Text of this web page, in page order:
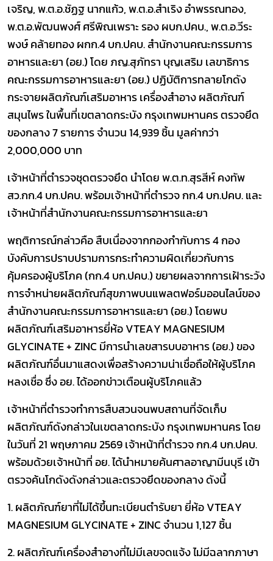
เจริญ,พ.ต.อ.ชัฏฐ นากแก้ว,พ.ต.อ.สำเริง อำพรรณทอง,
พ.ต.อ.พัฒนพงศ์ ศรีพิณเพราะ รอง ผบก.ปคบ.,พ.ต.อ.วีระ
พงษ์ คล้ายทองผกก.4 บก.ปคบ. สำนักงานคณะกรรมการ
อาหารและยา (อย.) โดย ภญ.สุภัทรา บุญเสริม เลขาธิการ
คณะกรรมการอาหารและยา (อย.) ปฏิบัติการทลายโกดัง
กระจายผลิตภัณฑ์เสริมอาหาร เครื่องสำอาง ผลิตภัณฑ์
สมุนไพร ในพื้นที่เขตลาดกระบัง กรุงเทพมหานคร ตรวจยึด
ของกลาง 7 รายการ จำนวน 14,939 ชิ้น มูลค่ากว่า
2,000,000 บาท
เจ้าหน้าที่ตำรวจชุดตรวจยึด นำโดย พ.ต.ท.สุรสีห์ คงทัพ
สว.กก.4 บก.ปคบ. พร้อมเจ้าหน้าที่ตำรวจ กก.4 บก.ปคบ. และ
เจ้าหน้าที่สำนักงานคณะกรรมการอาหารและยา
พฤติการณ์กล่าวคือสืบเนื่องจากกองกำกับการ 4 กอง
บังคับการปราบปรามการกระทำความผิดเกี่ยวกับการ
คุ้มครองผู้บริโภค (กก.4 บก.ปคบ.) ขยายผลจากการเฝ้าระวัง
การจำหน่ายผลิตภัณฑ์สุขภาพบนแพลตฟอร์มออนไลน์ของ
สำนักงานคณะกรรมการอาหารและยา (อย.) โดยพบ
ผลิตภัณฑ์เสริมอาหารยี่ห้อVTEAY MAGNESIUM
GLYCINATE + ZINC มีการนำเลขสารบบอาหาร (อย.) ของ
ผลิตภัณฑ์อื่นมาแสดงเพื่อสร้างความน่าเชื่อถือให้ผู้บริโภค
หลงเชื่อซึ่ง อย. ได้ออกข่าวเตือนผู้บริโภคแล้ว
เจ้าหน้าที่ตำรวจทำการสืบสวนจนพบสถานที่จัดเก็บ
ผลิตภัณฑ์ดังกล่าวในเขตลาดกระบัง กรุงเทพมหานครโดย
ในวันที่ 21 พฤษภาคม 2569 เจ้าหน้าที่ตำรวจ กก.4บก.ปคบ.
พร้อมด้วยเจ้าหน้าที่ อย. ได้นำหมายค้นศาลอาญามีนบุรี เข้า
ตรวจค้นโกดังดังกล่าวและตรวจยึดของกลาง ดังนี้
1.ผลิตภัณฑ์ยาที่ไม่ได้ขึ้นทะเบียนตำรับยา ยี่ห้อVTEAY
MAGNESIUM GLYCINATE + ZINCจำนวน 1,127 ชิ้น
2.ผลิตภัณฑ์เครื่องสำอางที่ไม่มีเลขจดแจ้ง ไม่มีฉลากภาษา